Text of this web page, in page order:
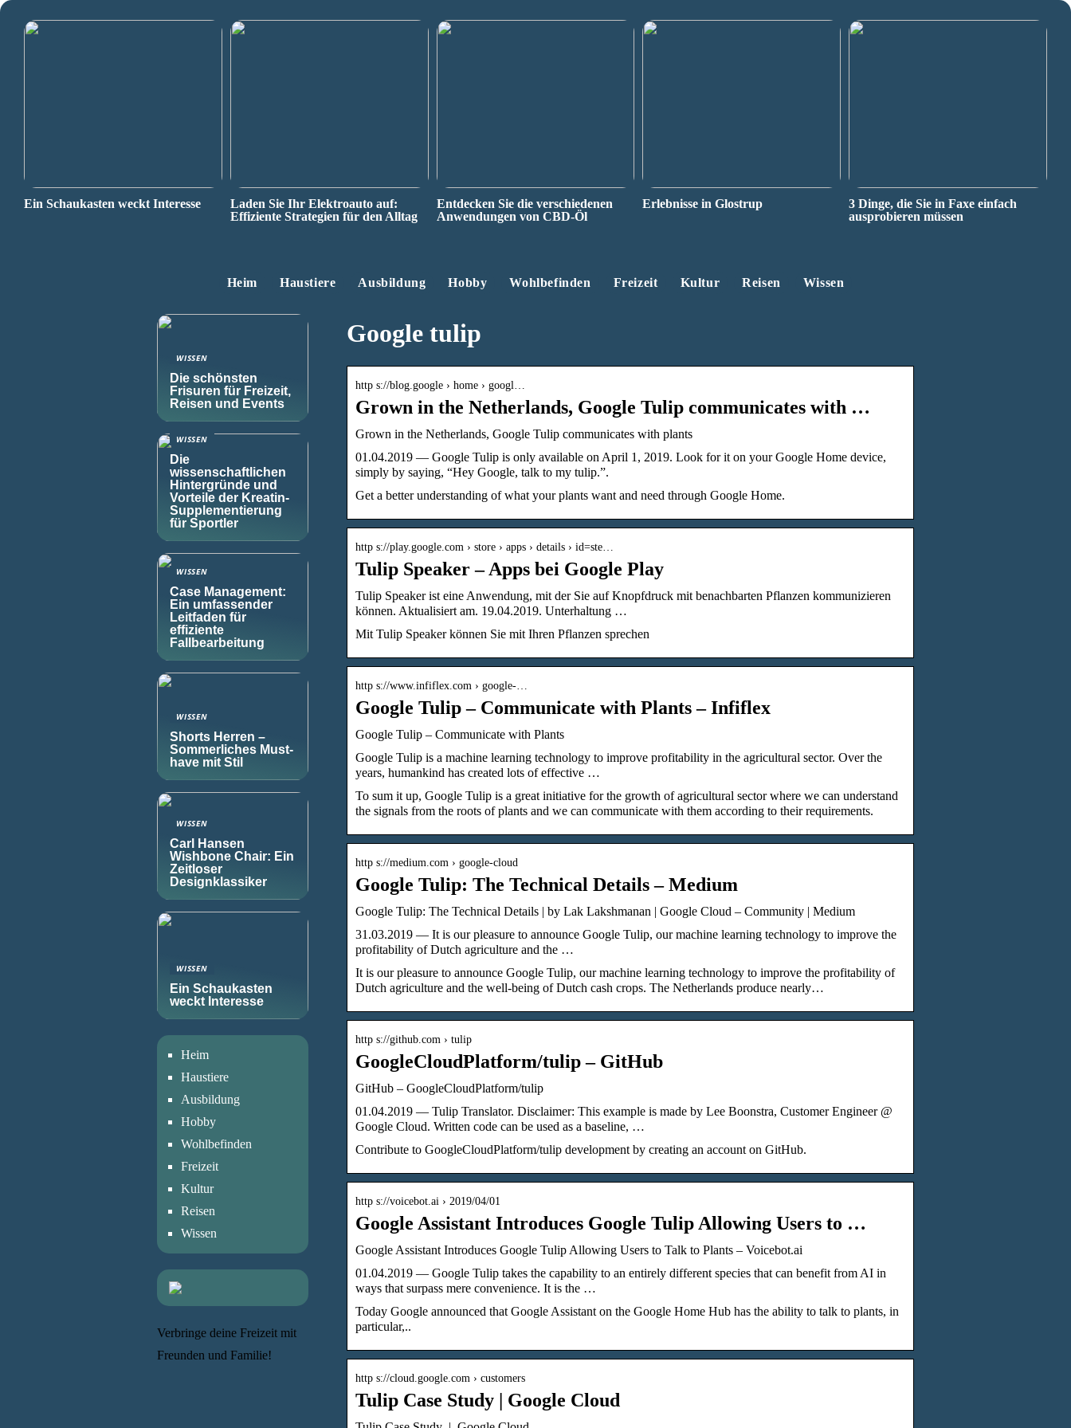
Ein Schaukasten weckt Interesse
Laden Sie Ihr Elektroauto auf:
Effiziente Strategien für den Alltag
Entdecken Sie die verschiedenen
Anwendungen von CBD-Öl
Erlebnisse in Glostrup
3 Dinge, die Sie in Faxe einfach
ausprobieren müssen
Heim Haustiere Ausbildung Hobby Wohlbefinden Freizeit Kultur Reisen Wissen
Google tulip
http s://blog.google › home › googl…
Grown in the Netherlands, Google Tulip communicates with …
Grown in the Netherlands, Google Tulip communicates with plants
01.04.2019 — Google Tulip is only available on April 1, 2019. Look for it on your Google Home device,
simply by saying, “Hey Google, talk to my tulip.”.
Get a better understanding of what your plants want and need through Google Home.
http s://play.google.com › store › apps › details › id=ste…
Tulip Speaker – Apps bei Google Play
Tulip Speaker ist eine Anwendung, mit der Sie auf Knopfdruck mit benachbarten Pflanzen kommunizieren
können. Aktualisiert am. 19.04.2019. Unterhaltung …
Mit Tulip Speaker können Sie mit Ihren Pflanzen sprechen
http s://www.infiflex.com › google-…
Google Tulip – Communicate with Plants – Infiflex
Google Tulip – Communicate with Plants
Google Tulip is a machine learning technology to improve profitability in the agricultural sector. Over the
years, humankind has created lots of effective …
To sum it up, Google Tulip is a great initiative for the growth of agricultural sector where we can understand
the signals from the roots of plants and we can communicate with them according to their requirements.
http s://medium.com › google-cloud
Google Tulip: The Technical Details – Medium
Google Tulip: The Technical Details | by Lak Lakshmanan | Google Cloud – Community | Medium
31.03.2019 — It is our pleasure to announce Google Tulip, our machine learning technology to improve the
profitability of Dutch agriculture and the …
It is our pleasure to announce Google Tulip, our machine learning technology to improve the profitability of
Dutch agriculture and the well-being of Dutch cash crops. The Netherlands produce nearly…
http s://github.com › tulip
GoogleCloudPlatform/tulip – GitHub
GitHub – GoogleCloudPlatform/tulip
01.04.2019 — Tulip Translator. Disclaimer: This example is made by Lee Boonstra, Customer Engineer @
Google Cloud. Written code can be used as a baseline, …
Contribute to GoogleCloudPlatform/tulip development by creating an account on GitHub.
http s://voicebot.ai › 2019/04/01
Google Assistant Introduces Google Tulip Allowing Users to …
Google Assistant Introduces Google Tulip Allowing Users to Talk to Plants – Voicebot.ai
01.04.2019 — Google Tulip takes the capability to an entirely different species that can benefit from AI in
ways that surpass mere convenience. It is the …
Today Google announced that Google Assistant on the Google Home Hub has the ability to talk to plants, in
particular,..
http s://cloud.google.com › customers
Tulip Case Study | Google Cloud
WISSEN
Die schönsten
Frisuren für Freizeit,
Reisen und Events
WISSEN
Die
wissenschaftlichen
Hintergründe und
Vorteile der Kreatin-
Supplementierung
für Sportler
WISSEN
Case Management:
Ein umfassender
Leitfaden für
effiziente
Fallbearbeitung
WISSEN
Shorts Herren –
Sommerliches Must-
have mit Stil
WISSEN
Carl Hansen
Wishbone Chair: Ein
Zeitloser
Designklassiker
WISSEN
Ein Schaukasten
weckt Interesse
Heim
Haustiere
Ausbildung
Hobby
Wohlbefinden
Freizeit
Kultur
Reisen
Wissen
Verbringe deine Freizeit mit
Freunden und Familie!